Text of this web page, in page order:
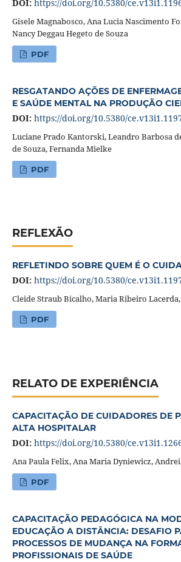
DOI: https://doi.org/10.5380/
Gisele Magnabosco, Ana Lucia Nascimento
Nancy Deggau Hegeto de Souza
PDF
RESGATANDO AÇÕES DE
E SAÚDE MENTAL NA PRODUÇÃO
DOI: https://doi.org/10.5380/
Luciane Prado Kantorski, Leandro Barbosa
de Souza, Fernanda Mielke
PDF
REFLEXÃO
REFLETINDO SOBRE QUEM É O
DOI: https://doi.org/10.5380/
Cleide Straub Bicalho, Maria Ribeiro
PDF
RELATO DE EXPERIÊNCIA
CAPACITAÇÃO DE CUIDADORES DE
ALTA HOSPITALAR
DOI: https://doi.org/10.5380/
Ana Paula Felix, Ana Maria Dyniewicz,
PDF
CAPACITAÇÃO PEDAGÓGICA NA
EDUCAÇÃO A DISTÂNCIA: DESAFIO
PROCESSOS DE MUDANÇA NA
PROFISSIONAIS DE SAÚDE